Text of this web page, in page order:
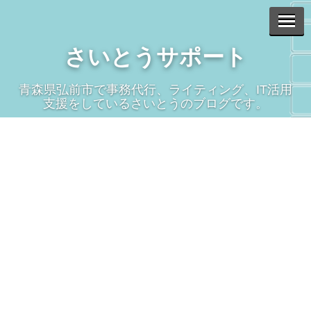
さいとうサポート
青森県弘前市で事務代行、ライティング、IT活用
支援をしているさいとうのブログです。